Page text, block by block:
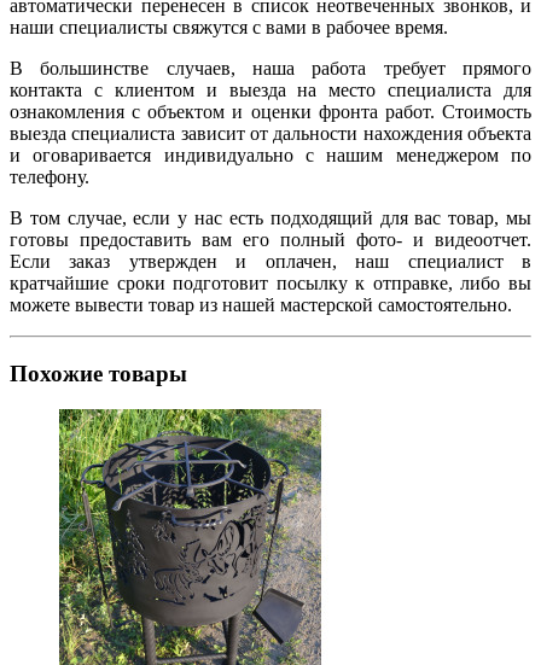
автоматически перенесен в список неотвеченных звонков, и
наши специалисты свяжутся с вами в рабочее время.
В большинстве случаев, наша работа требует прямого
контакта с клиентом и выезда на место специалиста для
ознакомления с объектом и оценки фронта работ. Стоимость
выезда специалиста зависит от дальности нахождения объекта
и оговаривается индивидуально с нашим менеджером по
телефону.
В том случае, если у нас есть подходящий для вас товар, мы
готовы предоставить вам его полный фото- и видеоотчет.
Если заказ утвержден и оплачен, наш специалист в
кратчайшие сроки подготовит посылку к отправке, либо вы
можете вывести товар из нашей мастерской самостоятельно.
Похожие товары